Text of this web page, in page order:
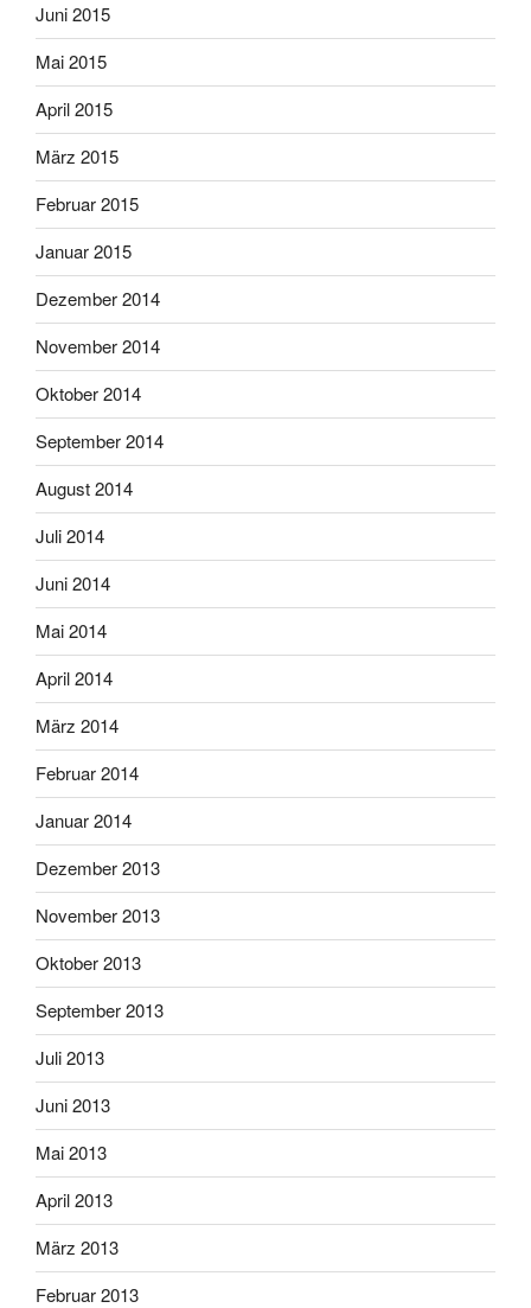
Juni 2015
Mai 2015
April 2015
März 2015
Februar 2015
Januar 2015
Dezember 2014
November 2014
Oktober 2014
September 2014
August 2014
Juli 2014
Juni 2014
Mai 2014
April 2014
März 2014
Februar 2014
Januar 2014
Dezember 2013
November 2013
Oktober 2013
September 2013
Juli 2013
Juni 2013
Mai 2013
April 2013
März 2013
Februar 2013